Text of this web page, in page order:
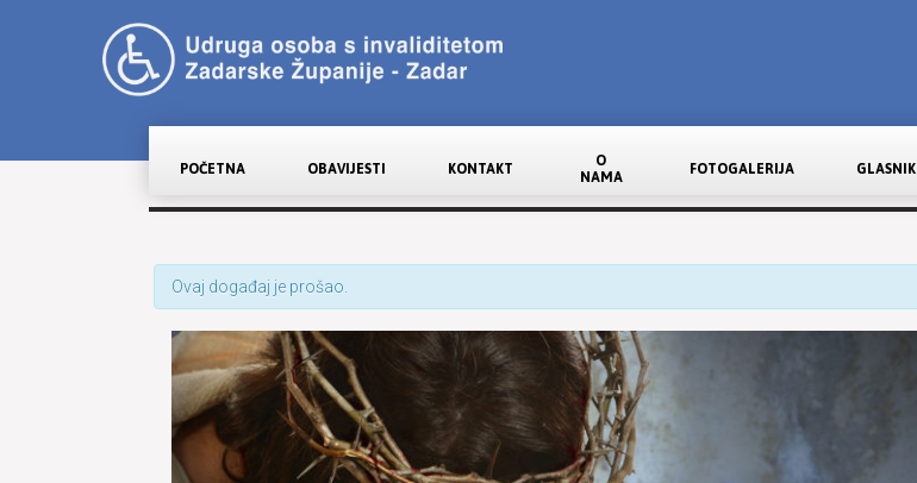
POČETNA OBAVIJESTI KONTAKT
O
NAMA
FOTOGALERIJA GLASNIK
Ovaj događaj je prošao.